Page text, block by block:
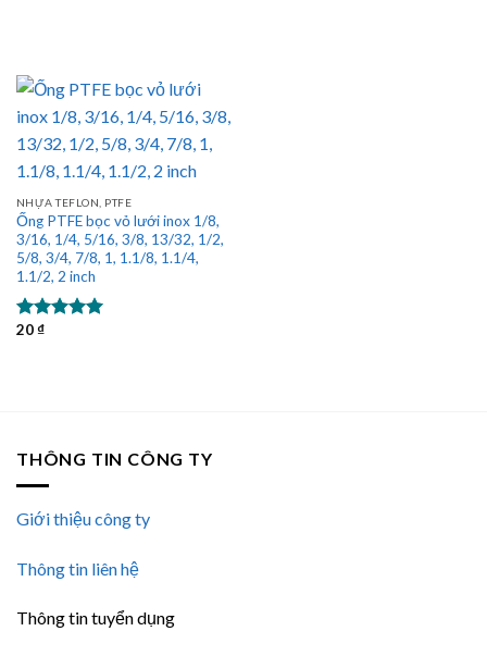
NHỰA TEFLON, PTFE
Ống PTFE bọc vỏ lưới inox 1/8,
3/16, 1/4, 5/16, 3/8, 13/32, 1/2,
5/8, 3/4, 7/8, 1, 1.1/8, 1.1/4,
1.1/2, 2 inch
Được xếp
20₫
THÔNG TIN CÔNG TY
Giới thiệu công ty
Thông tin liên hệ
Thông tin tuyển dụng